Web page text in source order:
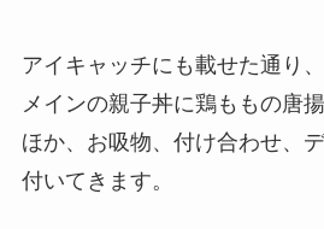
アイキャッチにも載せた通り
メインの親子丼に鶏ももの唐
ほか、お吸物、付け合わせ、
付いてきます。